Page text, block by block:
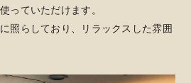
っていただけます。
照らしており、リラックスした雰囲